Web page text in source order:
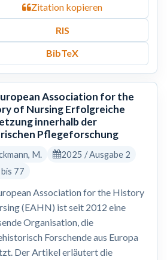
Zitation kopieren
RIS
BibTeX
Association for the
of Nursing Erfolgreiche
innerhalb der
Pflegeforschung
M.
2025 / Ausgabe 2
77
Association for the History
(EAHN) ist seit 2012 eine
Organisation, die
Forschende aus Europa
Der Artikel erläutert die